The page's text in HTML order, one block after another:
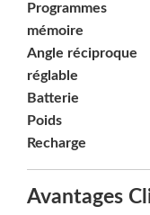
Programmes
mémoire
Angle réciproque
réglable
Batterie
Poids
Recharge
Avantages